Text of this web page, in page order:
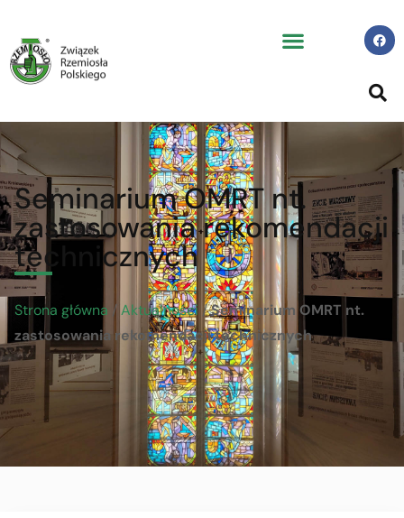
Seminarium OMRT nt.
zastosowania rekomendacji
technicznych
Strona główna / Aktualności /Seminarium OMRT nt.
zastosowania rekomendacji technicznych